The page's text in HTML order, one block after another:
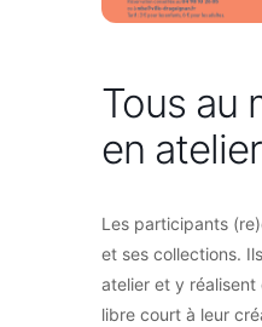
Tous au
en
Les participants
et ses collections.
atelier et y
libre court à leur